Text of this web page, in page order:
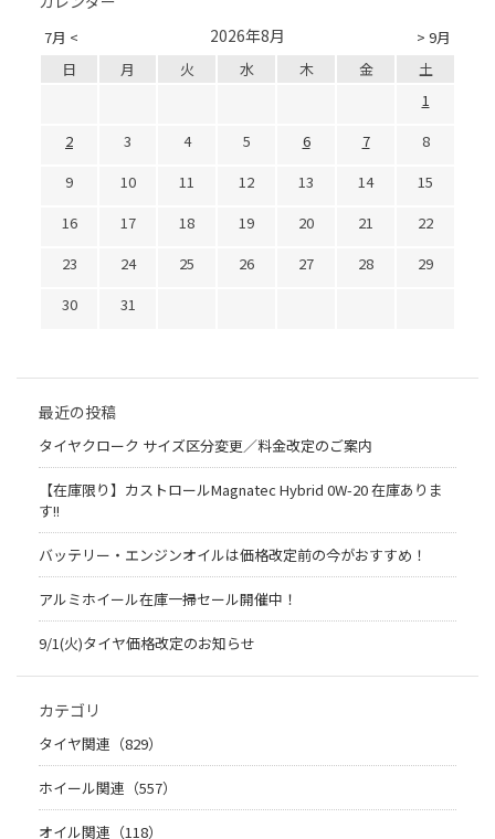
7月 < > 9月
2026年8月
日 月 火 水 木 金
土
1
2
3 4 5 6 7
8
9
10 11 12 13 14
15
16
17 18 19 20 21
22
23
24 25 26 27 28
29
30
31
最近の投稿
タイヤクローク サイズ区分変更／料金改定のご案内
【在庫限り】カストロールMagnatec Hybrid 0W-20 在庫ありま
す!!
バッテリー・エンジンオイルは価格改定前の今がおすすめ！
アルミホイール在庫一掃セール開催中！
9/1(火)タイヤ価格改定のお知らせ
カテゴリ
タイヤ関連（829）
ホイール関連（557）
オイル関連（118）